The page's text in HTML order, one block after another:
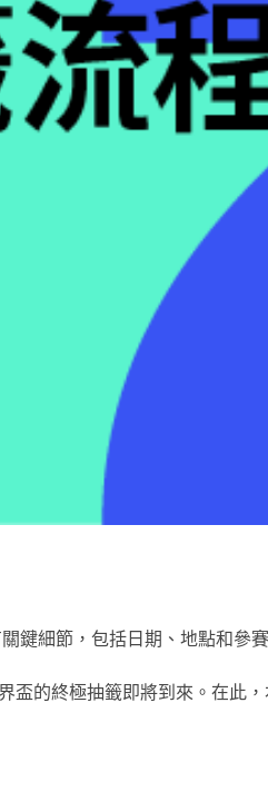
鍵細節，包括日期、地點和參
盃的終極抽籤即將到來。在此